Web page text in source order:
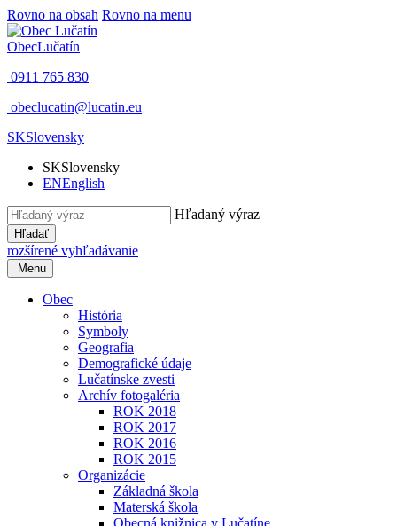
Rovno na obsah Rovno na menu
ObecLučatín
0911 765 830
obeclucatin@lucatin.eu
SKSlovensky
SKSlovensky
ENEnglish
Hľadaný výraz
Hľadať
rozšírené vyhľadávanie
Menu
Obec
História
Symboly
Geografia
Demografické údaje
Lučatínske zvesti
Archív fotogaléria
ROK 2018
ROK 2017
ROK 2016
ROK 2015
Organizácie
Základná škola
Materská škola
Obecná knižnica v Lučatíne